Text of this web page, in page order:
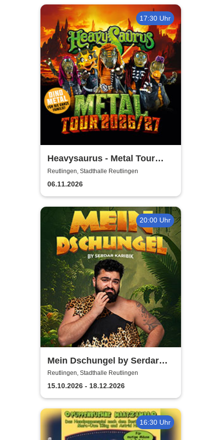
17:30 Uhr
Heavysaurus - Metal Tour
2026/27
Reutlingen, Stadthalle Reutlingen
06.11.2026
20:00 Uhr
Mein Dschungel by Serdar
Karibik
Reutlingen, Stadthalle Reutlingen
15.10.2026 - 18.12.2026
16:30 Uhr